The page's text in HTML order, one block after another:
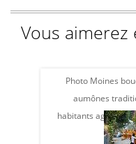
Vous aimerez
Photo Moines
aumônes
habitants